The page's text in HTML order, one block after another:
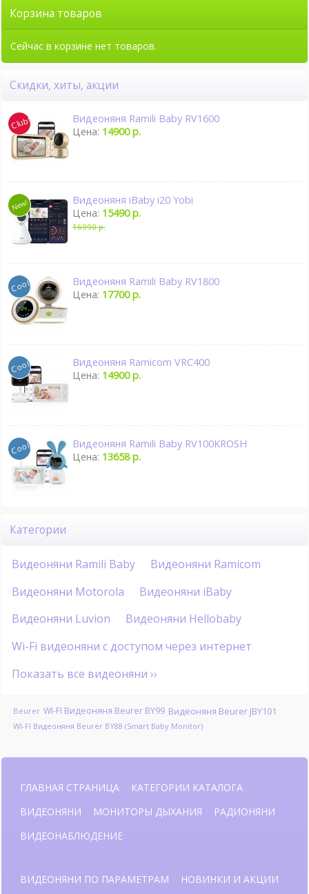
Корзина товаров
Сейчас в корзине нет товаров.
Скидки, хиты, акции
Видеоняня Ramili Baby RV1600
Цена: 14900 р.
Видеоняня iBaby i20 Yobi
Цена: 15490 р.
16990 р.
Видеоняня Ramili Baby RV1800
Цена: 17700 р.
Видеоняня Ramicom VRC400
Цена: 14900 р.
Видеоняня Ramili Baby RV100KROSH
Цена: 13658 р.
Категории
Видеоняни Ramili Baby
Видеоняни Ramicom
Видеоняни Motorola
Видеоняни iBaby
Видеоняни Luvion
Видеоняни Hellobaby
Wi-Fi видеоняни с доступом через интернет
Показать все видеоняни ››
Beurer WI-FI Видеоняня Beurer BY99 Видеоняня Beurer JBY101
WI-FI Видеоняня Beurer BY88 (Smart Baby Monitor)
ГЛАВНАЯ СТРАНИЦА
КАТЕГОРИИ КАТАЛОГА
ВИДЕОНЯНИ
МОНИТОРЫ ДЫХАНИЯ
РАДИОНЯНИ
ВИДЕОНАБЛЮДЕНИЕ
ВИДЕОНЯНИ ПО ПАРАМЕТРАМ
НОВИНКИ И АКЦИИ